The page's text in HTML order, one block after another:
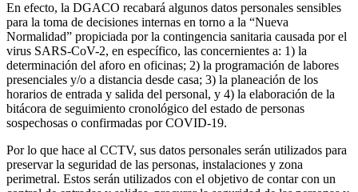
En efecto, la DGACO recabará algunos datos personales sensibles
para la toma de decisiones internas en torno a la “Nueva
Normalidad” propiciada por la contingencia sanitaria causada por el
virus SARS-CoV-2, en específico, las concernientes a: 1) la
determinación del aforo en oficinas; 2) la programación de labores
presenciales y/o a distancia desde casa; 3) la planeación de los
horarios de entrada y salida del personal, y 4) la elaboración de la
bitácora de seguimiento cronológico del estado de personas
sospechosas o confirmadas por COVID-19.
Por lo que hace al CCTV, sus datos personales serán utilizados para
preservar la seguridad de las personas, instalaciones y zona
perimetral. Estos serán utilizados con el objetivo de contar con un